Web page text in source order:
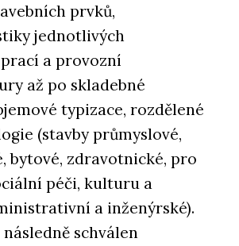
prvků,
jednotlivých
a provozní
až po skladebné
typizace, rozdělené
(stavby průmyslové,
bytové, zdravotnické, pro
péči, kulturu a
a inženýrské).
schválen